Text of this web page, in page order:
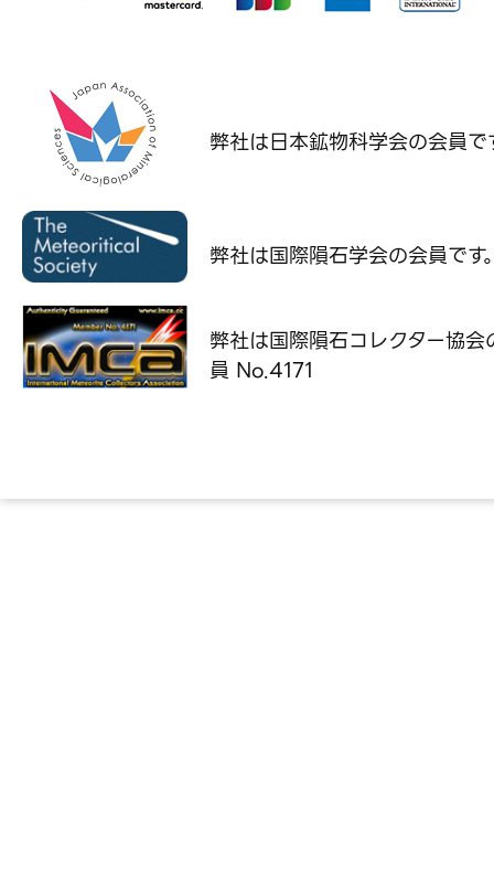
弊社は日本鉱物科学会の会員で
弊社は国際隕石学会の会員です
弊社は国際隕石コレクター協会
員 No.4171